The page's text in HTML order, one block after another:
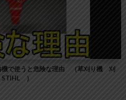
で使うと危険な理由 （草刈り機 刈
）